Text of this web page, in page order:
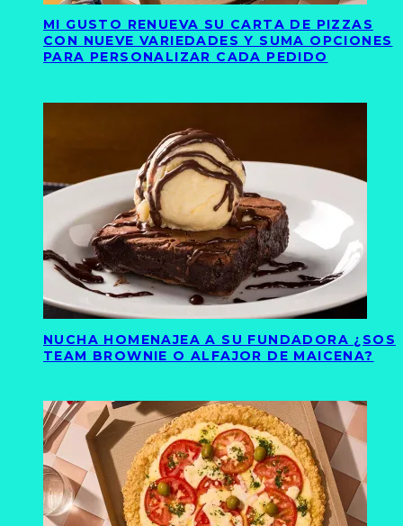
MI GUSTO RENUEVA SU CARTA DE PIZZAS
CON NUEVE VARIEDADES Y SUMA OPCIONES
PARA PERSONALIZAR CADA PEDIDO
NUCHA HOMENAJEA A SU FUNDADORA ¿SOS
TEAM BROWNIE O ALFAJOR DE MAICENA?